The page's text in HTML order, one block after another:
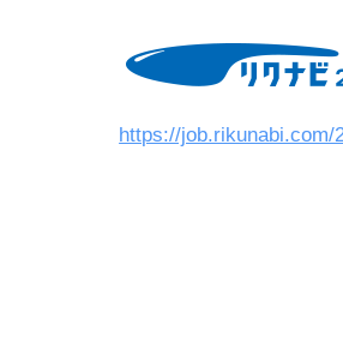
https://job.rikunabi.com/